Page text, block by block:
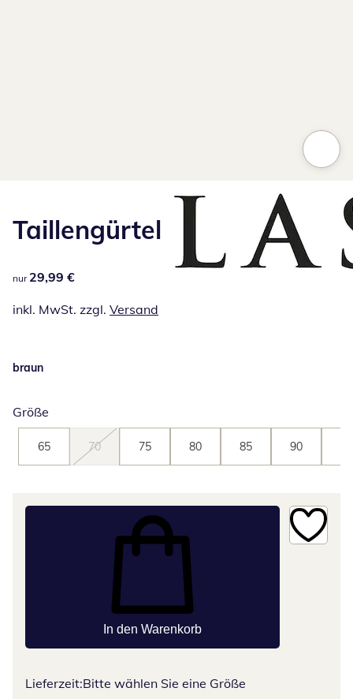
Taillengürtel
29,99 €
nur 29,99 €
inkl. MwSt. zzgl. Versand
braun
Größe
65 70 75 80 85 90
In den Warenkorb
Lieferzeit:Bitte wählen Sie eine Größe